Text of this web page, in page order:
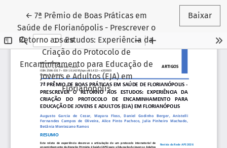
←Voltar aos Detalhes do Artigo
7ª Prêmio de Boas Práticas em
Saúde de Florianópolis - Prescrever o
Retorno aos Estudos: Experiência da
Criação do Protocolo de
Encaminhamento para Educação de
Jovens e Adultos (EJA) em
Florianópolis
Baixar